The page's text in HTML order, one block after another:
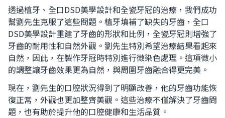
透過植牙、全口DSD美學設計和全瓷牙冠的治療，我們成功
幫劉先生克服了這些問題。植牙填補了缺失的牙齒，全口
DSD美學設計重建了牙齒的形狀和比例，全瓷牙冠則增強了
牙齒的耐用性和自然外觀。 劉先生特別希望治療結果看起來
自然，因此，在製作牙冠時特別進行微染色處理。這項微小
的調整讓牙齒效果更為自然，與周圍牙齒融合得更完美。
現在，劉先生的口腔狀況得到了明顯改善，他的牙齒功能恢
復正常，外觀也更加整齊美觀。這些治療不僅解決了牙齒問
題，也有助於提升他的口腔健康和生活品質。